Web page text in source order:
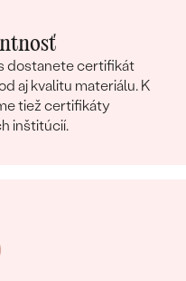
dostanete certifikát
aj kvalitu materiálu. K
tiež certifikáty
inštitúcií.